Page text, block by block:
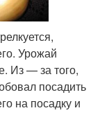
Урожай
Из — за того,
посадить
на посадку и